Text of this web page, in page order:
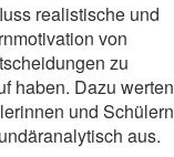
realistische und
von
zu
haben. Dazu werten
und Schülern
aus.